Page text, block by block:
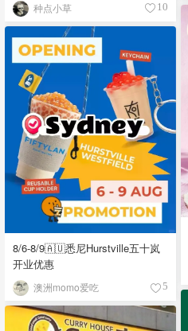
种点小草 10
8/6-8/9🇦🇺悉尼Hurstville五十岚
开业优惠
澳洲momo爱吃 5